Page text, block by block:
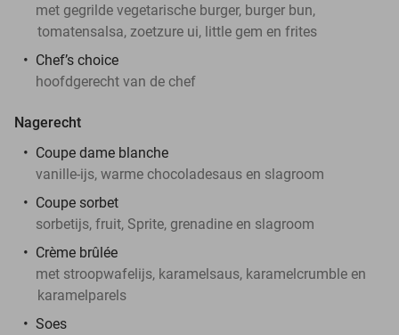
met gegrilde vegetarische burger, burger bun,
tomatensalsa, zoetzure ui, little gem en frites
Chef’s choice
hoofdgerecht van de chef
Nagerecht
Coupe dame blanche
vanille-ijs, warme chocoladesaus en slagroom
Coupe sorbet
sorbetijs, fruit, Sprite, grenadine en slagroom
Crème brûlée
met stroopwafelijs, karamelsaus, karamelcrumble en
karamelparels
Soes